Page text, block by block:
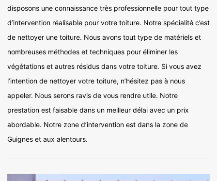
disposons une connaissance très professionnelle pour tout type
d’intervention réalisable pour votre toiture. Notre spécialité c’est
de nettoyer une toiture. Nous avons tout type de matériels et
nombreuses méthodes et techniques pour éliminer les
végétations et autres résidus dans votre toiture. Si vous avez
l’intention de nettoyer votre toiture, n’hésitez pas à nous
appeler. Nous serons ravis de vous rendre utile. Notre
prestation est faisable dans un meilleur délai avec un prix
abordable. Notre zone d’intervention est dans la zone de
Guignes et aux alentours.